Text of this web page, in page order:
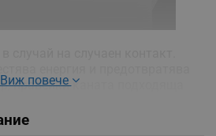
правейки каната подходяща
Виж повече